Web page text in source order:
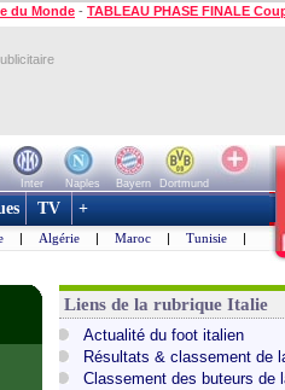
du Monde - TABLEAU PHASE FINALE
Inter Naples Bayern
Dortmund
TV +
| Algérie | Maroc | Tunisie |
Liens de la rubrique Italie
Actualité du foot italien
Résultats & classement de
Classement des buteurs de